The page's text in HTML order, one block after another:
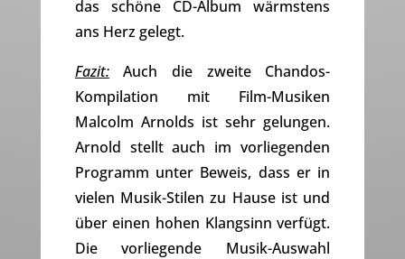
das schöne CD-Album wärmstens
ans Herz gelegt.
Fazit:Auch die zweite Chandos-
Kompilation mit Film-Musiken
Malcolm Arnolds ist sehr gelungen.
Arnold stellt auch im vorliegenden
Programm unter Beweis, dass er in
vielen Musik-Stilen zu Hause ist und
über einen hohen Klangsinn verfügt.
Die vorliegende Musik-Auswahl